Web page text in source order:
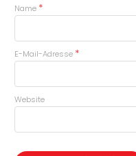
Name *
E-Mail-Adresse *
Website